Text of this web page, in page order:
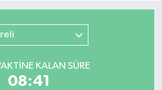
KALAN SÜRE
08:41